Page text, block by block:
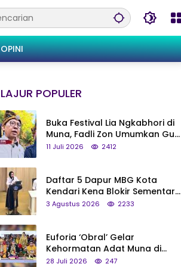
OPINI
LAJUR POPULER
Buka Festival Lia Ngkabhori di
Muna, Fadli Zon Umumkan Gua
Metanduno Segera Naik Status
11 Juli 2026 2412
Daftar 5 Dapur MBG Kota
Kendari Kena Blokir Sementara
dari Pusat
3 Agustus 2026 2233
Euforia ‘Obral’ Gelar
Kehormatan Adat Muna di
Silaturahmi KKMM, Ridwan Bae:
28 Juli 2026 247